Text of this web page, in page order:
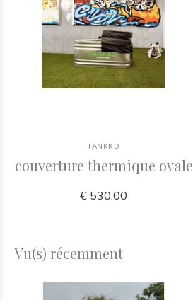
TANKKD
couverture thermique ovale
€ 530,00
Vu(s) récemment